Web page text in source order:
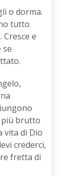
o dorma.
tutto
e
se
più brutto
vita di Dio
crederci,
fretta di